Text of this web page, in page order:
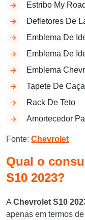
Estribo My Road
Defletores De
Emblema De
Emblema De
Emblema
Tapete De
Rack De Teto
Amortecedor
Fonte: Chevrolet
Qual o
S10 2023?
A Chevrolet S10
apenas em termos